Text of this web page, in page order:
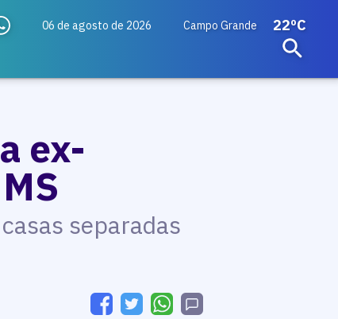
06 de agosto de 2026 Campo Grande 22ºC
ex-
separadas